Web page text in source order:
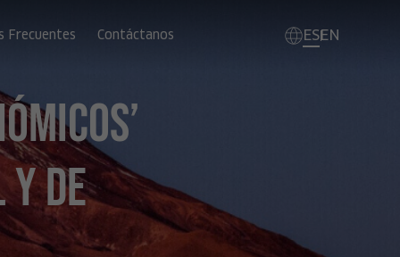
Frecuentes Contáctanos ESEN
de